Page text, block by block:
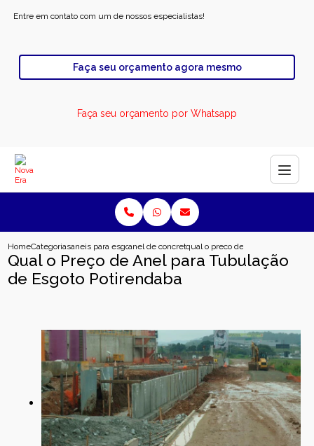
Entre em contato com um de nossos especialistas!
Faça seu orçamento agora mesmo
Faça seu orçamento por Whatsapp
HomeCategoriasaneis para esgotoanel de concreto para esgoto
qual o preco de anel para
Qual o Preço de Anel para Tubulação
de Esgoto Potirendaba